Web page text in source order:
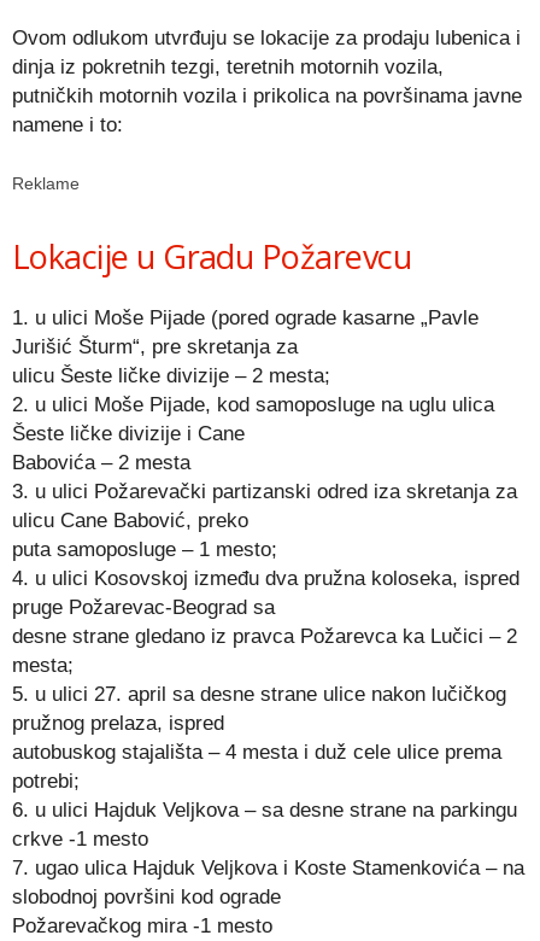
Ovom odlukom utvrđuju se lokacije za prodaju lubenica i
dinja iz pokretnih tezgi, teretnih motornih vozila,
putničkih motornih vozila i prikolica na površinama javne
namene i to:
Reklame
Lokacije u Gradu Požarevcu
1. u ulici Moše Pijade (pored ograde kasarne „Pavle
Jurišić Šturm“, pre skretanja za
ulicu Šeste ličke divizije – 2 mesta;
2. u ulici Moše Pijade, kod samoposluge na uglu ulica
Šeste ličke divizije i Cane
Babovića – 2 mesta
3. u ulici Požarevački partizanski odred iza skretanja za
ulicu Cane Babović, preko
puta samoposluge – 1 mesto;
4. u ulici Kosovskoj između dva pružna koloseka, ispred
pruge Požarevac-Beograd sa
desne strane gledano iz pravca Požarevca ka Lučici – 2
mesta;
5. u ulici 27. april sa desne strane ulice nakon lučičkog
pružnog prelaza, ispred
autobuskog stajališta – 4 mesta i duž cele ulice prema
potrebi;
6. u ulici Hajduk Veljkova – sa desne strane na parkingu
crkve -1 mesto
7. ugao ulica Hajduk Veljkova i Koste Stamenkovića – na
slobodnoj površini kod ograde
Požarevačkog mira -1 mesto